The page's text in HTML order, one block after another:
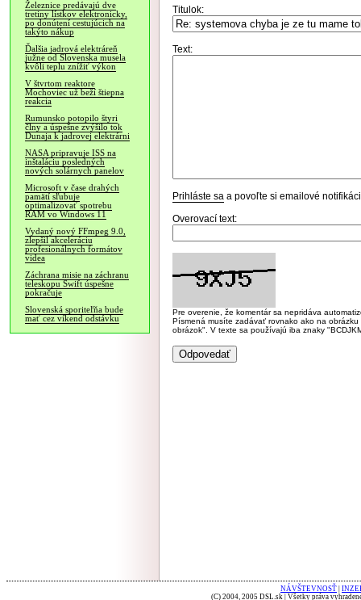
Železnice predávajú dve
tretiny lístkov elektronicky,
po donútení cestujúcich na
takýto nákup
Ďalšia jadrová elektráreň
južne od Slovenska musela
kvôli teplu znížiť výkon
V štvrtom reaktore
Mochoviec už beží štiepna
reakcia
Rumunsko potopilo štyri
člny a úspešne zvýšilo tok
Dunaja k jadrovej elektrárni
NASA pripravuje ISS na
inštaláciu posledných
nových solárnych panelov
Microsoft v čase drahých
pamätí sľubuje
optimalizovať spotrebu
RAM vo Windows 11
Vydaný nový FFmpeg 9.0,
zlepšil akceleráciu
profesionálnych formátov
videa
Záchrana misie na záchranu
teleskopu Swift úspešne
pokračuje
Slovenská sporiteľňa bude
mať cez víkend odstávku
Titulok:
Text:
Prihláste sa a povoľte si emailové
Overovací text:
Pre overenie, že komentár sa nepridáva
Písmená musíte zadávať rovnako ako na
obrázok". V texte sa používajú iba znaky
NÁVŠTEVNOSŤ
(C) 2004, 2005 DSL.sk | Všetky práva